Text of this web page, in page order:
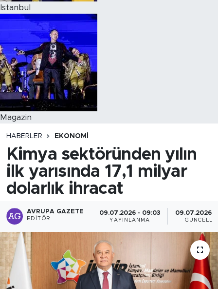
Istanbul
Magazin
HABERLER EKONOMI
Kimya sektöründen yılın
ilk yarısında 17,1 milyar
dolarlık ihracat
AVRUPA GAZETE
EDITÖR
09.07.2026 - 09:03
YAYINLANMA
09.07.2026 -